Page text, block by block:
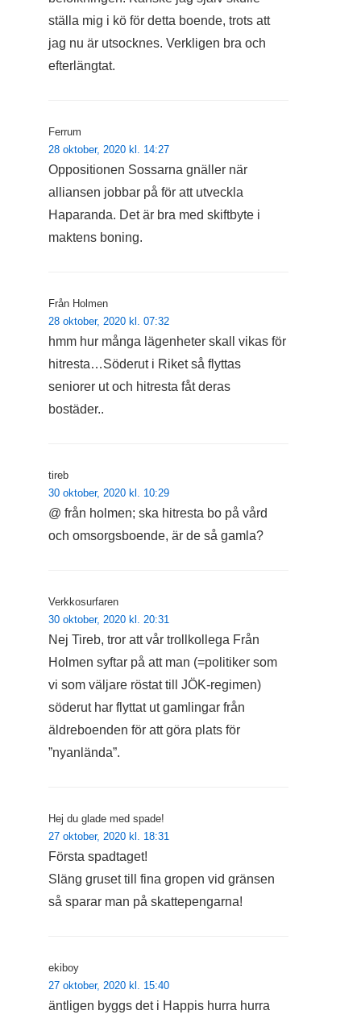
ställa mig i kö för detta boende, trots att
jag nu är utsocknes. Verkligen bra och
efterlängtat.
Ferrum
28 oktober, 2020 kl. 14:27
Oppositionen Sossarna gnäller när
alliansen jobbar på för att utveckla
Haparanda. Det är bra med skiftbyte i
maktens boning.
Från Holmen
28 oktober, 2020 kl. 07:32
hmm hur många lägenheter skall vikas för
hitresta…Söderut i Riket så flyttas
seniorer ut och hitresta fåt deras
bostäder..
tireb
30 oktober, 2020 kl. 10:29
@ från holmen; ska hitresta bo på vård
och omsorgsboende, är de så gamla?
Verkkosurfaren
30 oktober, 2020 kl. 20:31
Nej Tireb, tror att vår trollkollega Från
Holmen syftar på att man (=politiker som
vi som väljare röstat till JÖK-regimen)
söderut har flyttat ut gamlingar från
äldreboenden för att göra plats för
”nyanlända”.
Hej du glade med spade!
27 oktober, 2020 kl. 18:31
Första spadtaget!
Släng gruset till fina gropen vid gränsen
så sparar man på skattepengarna!
ekiboy
27 oktober, 2020 kl. 15:40
äntligen byggs det i Happis hurra hurra